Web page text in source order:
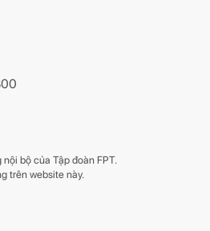
bộ của Tập đoàn FPT.
trên website này.